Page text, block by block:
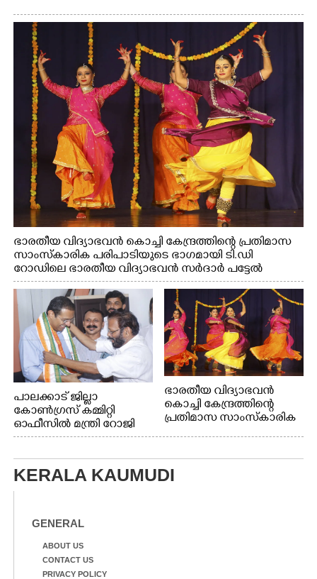
ഭാരതീയ വിദ്യാഭവൻ കൊച്ചി കേന്ദ്രത്തിന്റെ പ്രതിമാസ
സാംസ്കാരിക പരിപാടിയുടെ ഭാഗമായി ടി.ഡി
റോഡിലെ ഭാരതീയ വിദ്യാഭവൻ സർദാർ പട്ടേൽ
സഭാഗൃഹത്തിൽ എം. അക്ഷതയുടെ നേതൃത്വത്തിൽ
അവതരിപ്പിച്ച ലയ നമൻ കഥക് നൃത്തത്തിൽ നിന്ന്
പാലക്കാട് ജില്ലാ
കോൺഗ്രസ് കമ്മിറ്റി
ഓഫീസിൽ മന്ത്രി റോജി
എം ജോണിന്
ഭാരതീയ വിദ്യാഭവൻ
കൊച്ചി കേന്ദ്രത്തിന്റെ
പ്രതിമാസ സാംസ്കാരിക
വിദ്യാഭവൻ സർദാർ
പട്ടേൽ സഭാഗൃഹത്തിൽ
എം. അക്ഷതയുടെ
KERALA KAUMUDI
GENERAL
ABOUT US
CONTACT US
PRIVACY POLICY